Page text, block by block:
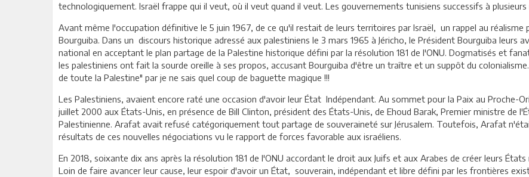
technologiquement. Israël frappe qui il veut, où il veut quand il veut. Les gouvernements tunisiens successifs à
Avant même l'occupation définitive le 5 juin 1967, de ce qu'il restait de leurs territoires par Israël, un rappel au
Bourguiba. Dans un discours historique adressé aux palestiniens le 3 mars 1965 à Jéricho, le Président Bourguiba leurs
national en acceptant le plan partage de la Palestine historique défini par la résolution 181 de l'ONU. Dogmatisés et
les palestiniens ont fait la sourde oreille à ses propos, accusant Bourguiba d'être un traître et un suppôt du
de toute la Palestine" par je ne sais quel coup de baguette magique !!!
Les Palestiniens, avaient encore raté une occasion d'avoir leur État Indépendant. Au sommet pour la Paix au Proche-
juillet 2000 aux États-Unis, en présence de Bill Clinton, président des États-Unis, de Ehoud Barak, Premier ministre de
Palestinienne. Arafat avait refusé catégoriquement tout partage de souveraineté sur Jérusalem. Toutefois, Arafat
résultats de ces nouvelles négociations vu le rapport de forces favorable aux israéliens.
En 2018, soixante dix ans après la résolution 181 de l'ONU accordant le droit aux Juifs et aux Arabes de créer leurs
Loin de faire avancer leur cause, leur espoir d'avoir un État, souverain, indépendant et libre défini par les frontières